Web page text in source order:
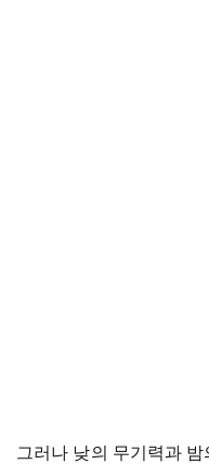
그러나 낮의 무기력과